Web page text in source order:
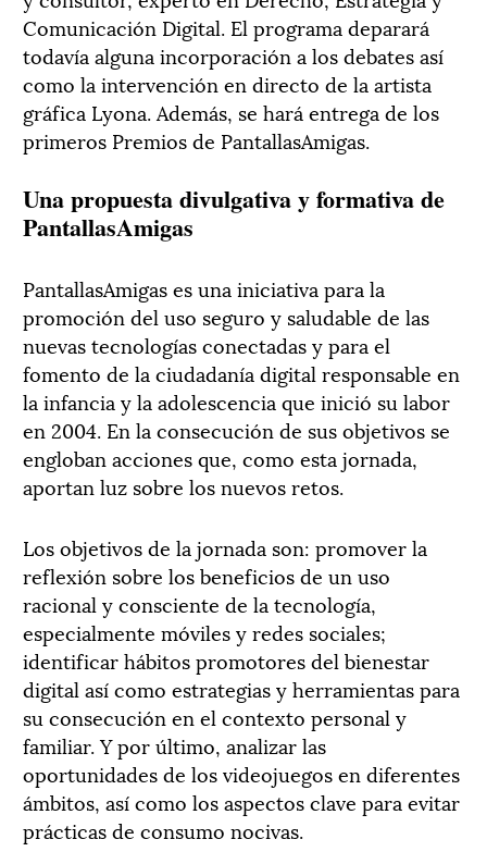
Comunicación Digital. El programa deparará
todavía alguna incorporación a los debates así
como la intervención en directo de la artista
gráfica Lyona. Además, se hará entrega de los
primeros Premios de PantallasAmigas.
Una propuesta divulgativa y formativa de
PantallasAmigas
PantallasAmigas es una iniciativa para la
promoción del uso seguro y saludable de las
nuevas tecnologías conectadas y para el
fomento de la ciudadanía digital responsable en
la infancia y la adolescencia que inició su labor
en 2004. En la consecución de sus objetivos se
engloban acciones que, como esta jornada,
aportan luz sobre los nuevos retos.
Los objetivos de la jornada son: promover la
reflexión sobre los beneficios de un uso
racional y consciente de la tecnología,
especialmente móviles y redes sociales;
identificar hábitos promotores del bienestar
digital así como estrategias y herramientas para
su consecución en el contexto personal y
familiar. Y por último, analizar las
oportunidades de los videojuegos en diferentes
ámbitos, así como los aspectos clave para evitar
prácticas de consumo nocivas.